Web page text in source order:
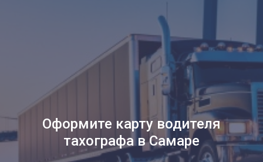
Оформите карту водителя
тахографа в Самаре